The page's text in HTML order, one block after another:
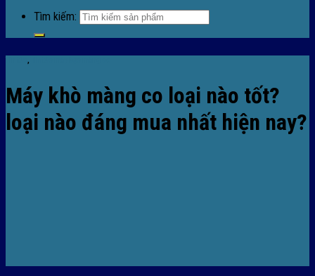
Tìm kiếm:
,
Máy khò màng co loại nào tốt?
loại nào đáng mua nhất hiện nay?